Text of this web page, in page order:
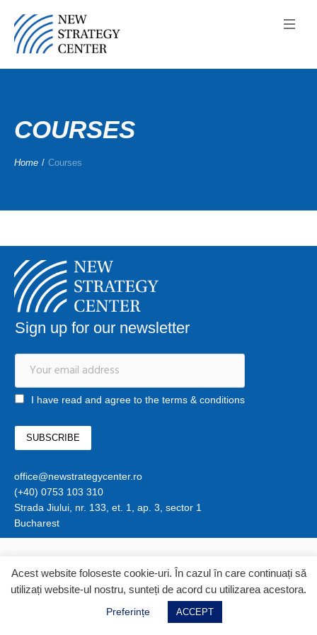
COURSES
Home / Courses
Sign up for our newsletter
I have read and agree to the terms & conditions
office@newstrategycenter.ro
(+40) 0753 103 310
Strada Jiului, nr. 133, et. 1, ap. 3, sector 1
Bucharest
Acest website foloseste cookie-uri. În cazul în care continuați să
utilizați website-ul nostru, sunteți de acord cu utilizarea acestora.
Preferințe ACCEPT